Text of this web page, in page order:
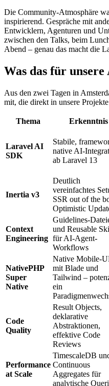
Die Community-Atmosphäre
inspirierend. Gespräche mit
Entwicklern, Agenturen und
zwischen den Talks, beim
Abend – genau das macht die
Was das für
Aus den zwei Tagen in
mit, die direkt in unsere
Thema Erkenntnis
Laravel AI
SDK
Stabile,
native AI-
ab Laravel 13
Inertia v3
Deutlich
vereinfachtes
SSR out of the
Optimistic
Context
Engineering
Guidelines-
und Reusable
für AI-Agent-
Workflows
NativePHP
Super
Native
Native Mobile-
mit Blade und
Tailwind –
ein
Code
Quality
Result Objects,
deklarative
Abstraktionen,
effektive Code
Reviews
Performance
at Scale
TimescaleDB
Continuous
Aggregates für
analytische